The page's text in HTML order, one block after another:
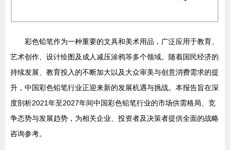
彩色铅笔作为一种重要的文具和美术用品，广泛应用于教育、
艺术创作、设计绘图及成人减压涂鸦等多个领域。随着国民经济的
持续发展、教育投入的不断加大以及大众审美与创意消费需求的提
升，中国彩色铅笔行业正迎来新的发展机遇与挑战。本报告旨在深
度剖析2021年至2027年间中国彩色铅笔行业的市场供需格局、竞
争态势与发展趋势，为相关企业、投资者及决策者提供全面的战略
咨询参考。